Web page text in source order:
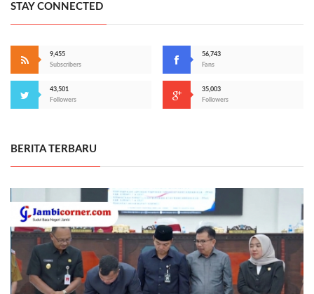
STAY CONNECTED
9,455
Subscribers
56,743
Fans
43,501
Followers
35,003
Followers
BERITA TERBARU